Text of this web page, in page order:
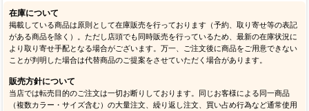
在庫について
掲載している商品は原則として在庫販売を行っております（予約、取り寄せ等の表記
がある商品を除く）。ただし店頭でも同時販売を行っているため、最新の在庫状況に
より取り寄せ手配となる場合がございます。万一、ご注文後に商品をご用意できない
ことが判明した場合は代替商品のご提案をさせていただく場合があります。
販売方針について
当店では転売目的のご注文は一切お断りしております。同じお客様による同一商品
（複数カラー・サイズ含む）の大量注文、繰り返し注文、買い占め行為など通常使用